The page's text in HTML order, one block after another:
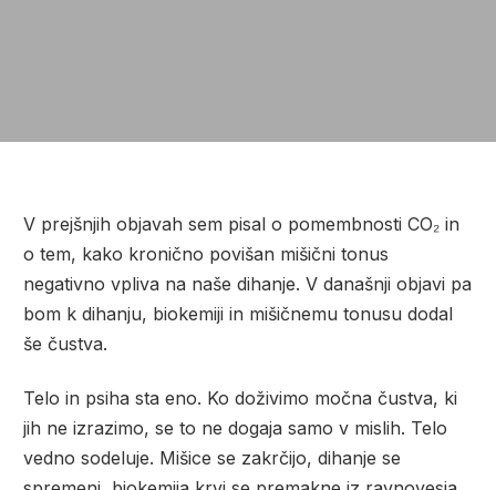
V prejšnjih objavah sem pisal o pomembnosti CO₂ in
o tem, kako kronično povišan mišični tonus
negativno vpliva na naše dihanje. V današnji objavi pa
bom k dihanju, biokemiji in mišičnemu tonusu dodal
še čustva.
Telo in psiha sta eno. Ko doživimo močna čustva, ki
jih ne izrazimo, se to ne dogaja samo v mislih. Telo
vedno sodeluje. Mišice se zakrčijo, dihanje se